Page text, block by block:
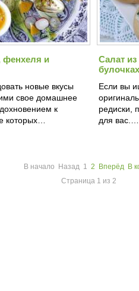
фенхеля и
новые вкусы
свое домашнее
к
которых…
Салат
булочках
Если вы
редиски,
для вас.…
В начало Назад 1 2 Вперёд
В
Страница 1 из 2